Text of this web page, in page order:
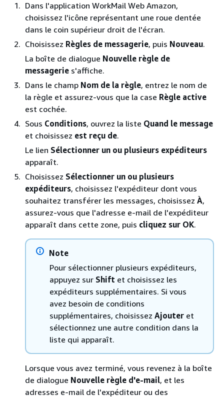
Dans l'application WorkMail Web Amazon,
choisissez l'icône représentant une roue dentée
dans le coin supérieur droit de l'écran.
Choisissez Règles de messagerie, puis Nouveau.
La boîte de dialogue Nouvelle règle de
messagerie s'affiche.
Dans le champ Nom de la règle, entrez le nom de
la règle et assurez-vous que la case Règle active
est cochée.
Sous Conditions, ouvrez la liste Quand le message
et choisissez est reçu de.
Le lien Sélectionner un ou plusieurs expéditeurs
apparaît.
Choisissez Sélectionner un ou plusieurs
expéditeurs, choisissez l'expéditeur dont vous
souhaitez transférer les messages, choisissez À,
assurez-vous que l'adresse e-mail de l'expéditeur
apparaît dans cette zone, puis cliquez sur OK.
Note
Pour sélectionner plusieurs expéditeurs,
appuyez sur Shift et choisissez les
expéditeurs supplémentaires. Si vous
avez besoin de conditions
supplémentaires, choisissez Ajouter et
sélectionnez une autre condition dans la
liste qui apparaît.
Lorsque vous avez terminé, vous revenez à la boîte
de dialogue Nouvelle règle d'e-mail, et les
adresses e-mail de l'expéditeur ou des